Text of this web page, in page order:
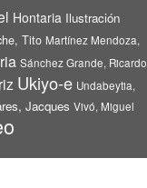
Hontaria Ilustración
Tito Martínez Mendoza,
Sánchez Grande, Ricardo
Ukiyo-e Undabeytia,
Jacques Vivó, Miguel